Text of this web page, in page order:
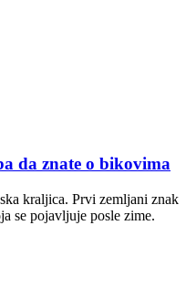
da znate o bikovima
kraljica. Prvi zemljani znak
se pojavljuje posle zime.